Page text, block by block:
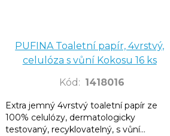
PUFINA Toaletní papír, 4vrstvý,
celulóza s vůní Kokosu 16 ks
Kód : 1418016
Extra jemný 4vrstvý toaletní papír ze
100% celulózy, dermatologicky
testovaný, recyklovatelný, s vůní